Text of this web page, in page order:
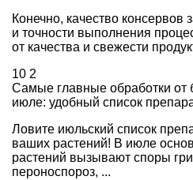
Конечно, качество консервов
и точности выполнения
от качества и свежести
10 2
Самые главные обработки от
июле: удобный список
Ловите июльский список
ваших растений! В июле
растений вызывают споры
пероноспороз, ...